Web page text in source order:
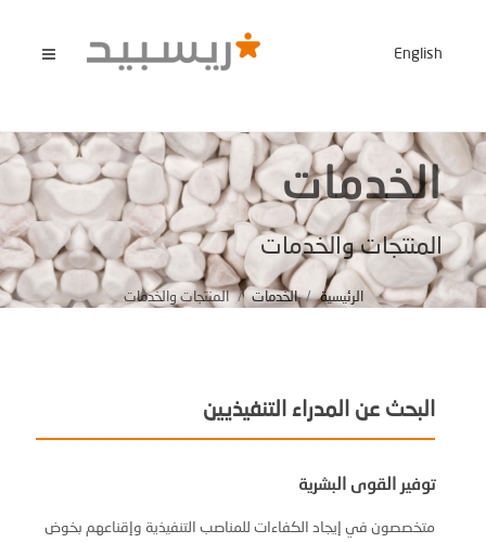
English
الخدمات
المنتجات والخدمات
الرئيسية الخدمات المنتجات والخدمات
البحث عن المدراء التنفيذيين
توفير القوى البشرية
متخصصون في إيجاد الكفاءات للمناصب التنفيذية وإقناعهم بخوض